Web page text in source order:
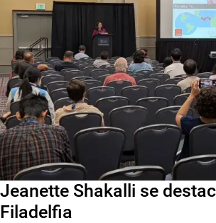
Jeanette Shakalli se
Filadelfia